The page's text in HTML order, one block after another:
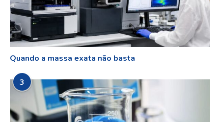
Quando a massa exata não basta
3